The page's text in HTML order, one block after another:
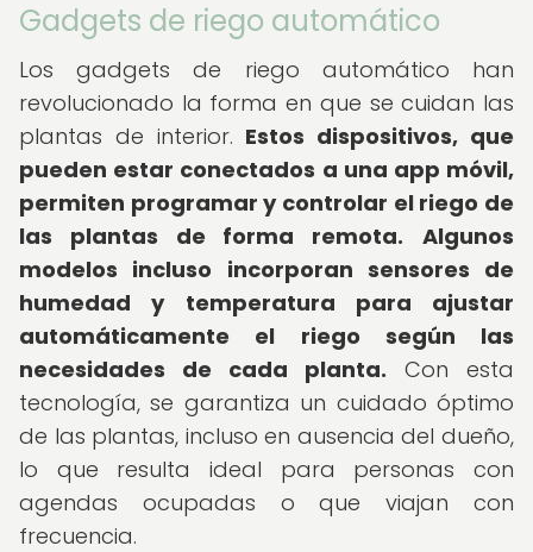
Gadgets de riego automático
Los gadgets de riego automático han
revolucionado la forma en que se cuidan las
plantas de interior. Estos dispositivos, que
pueden estar conectados a una app móvil,
permiten programar y controlar el riego de
las plantas de forma remota.
Algunos
modelos incluso incorporan sensores de
humedad y temperatura para ajustar
automáticamente el riego según las
necesidades de cada planta. Con esta
tecnología, se garantiza un cuidado óptimo
de las plantas, incluso en ausencia del dueño,
lo que resulta ideal para personas con
agendas ocupadas o que viajan con
frecuencia.